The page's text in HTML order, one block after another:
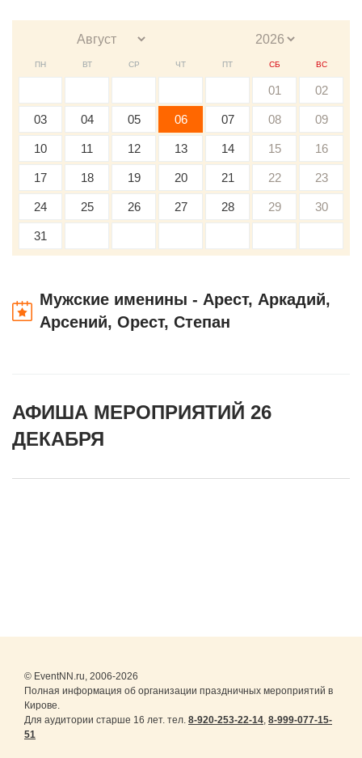
ПН ВТ СР ЧТ ПТ СБ ВС
01 02
03 04 05 06 07 08 09
10 11 12 13 14 15 16
17 18 19 20 21 22 23
24 25 26 27 28 29 30
31
Мужские именины - Арест, Аркадий,
Арсений, Орест, Степан
АФИША МЕРОПРИЯТИЙ 26
ДЕКАБРЯ
© EventNN.ru, 2006-2026
Полная информация об организации праздничных мероприятий в
Кирове.
Для аудитории старше 16 лет. тел. 8-920-253-22-14, 8-999-077-15-
51